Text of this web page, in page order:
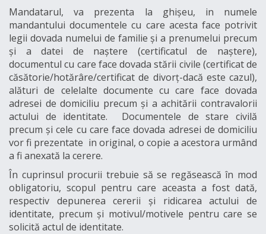
Mandatarul, va prezenta la ghișeu, in numele
mandantului documentele cu care acesta face potrivit
legii dovada numelui de familie și a prenumelui precum
și a datei de naștere (certificatul de naștere),
documentul cu care face dovada stării civile (certificat de
căsătorie/hotărâre/certificat de divorț-dacă este cazul),
alături de celelalte documente cu care face dovada
adresei de domiciliu precum și a achitării contravalorii
actului de identitate. Documentele de stare civilă
precum și cele cu care face dovada adresei de domiciliu
vor fi prezentate in original, o copie a acestora urmând
a fi anexată la cerere.
În cuprinsul procurii trebuie să se regăsească în mod
obligatoriu, scopul pentru care aceasta a fost dată,
respectiv depunerea cererii și ridicarea actului de
identitate, precum și motivul/motivele pentru care se
solicită actul de identitate.